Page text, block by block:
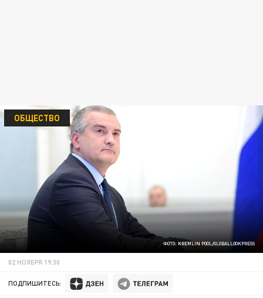
ФОТО: KREMLIN POOL/GLOBALLOOKPRESS
ОБЩЕСТВО
02 НОЯБРЯ 19:30
ПОДПИШИТЕСЬ: